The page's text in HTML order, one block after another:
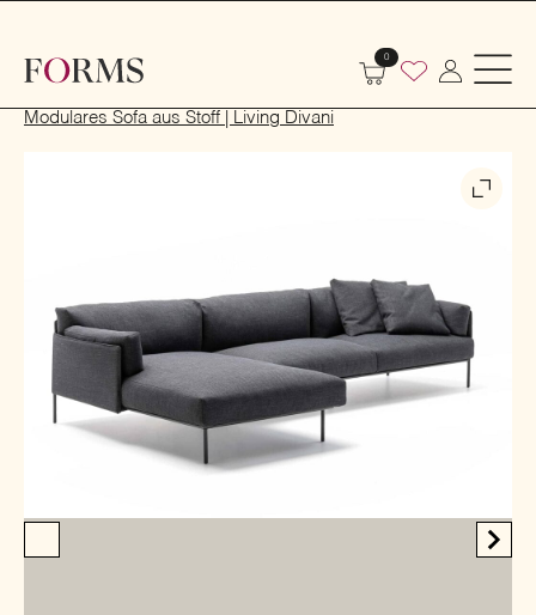
0
Modulares Sofa aus Stoff | Living Divani